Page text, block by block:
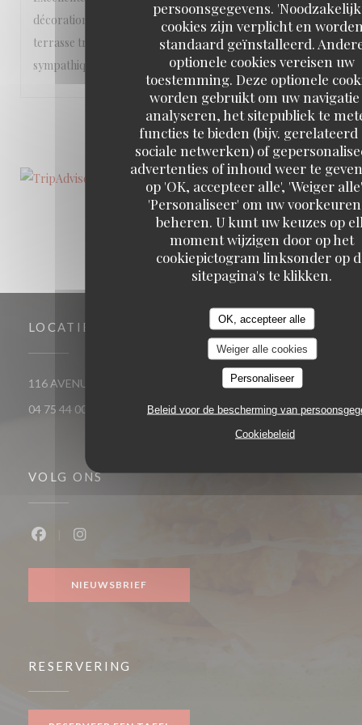
persoonsgegevens.
cookies zijn verplicht en
standaard geïnstalleerd.
optionele cookies vereisen uw
toestemming. Deze optionele
worden gebruikt om uw
analyseren, het sitepubliek te
functies te bieden (bijv. gerelateerd
sociale netwerken) of
advertenties of inhoud weer te
op 'OK, accepteer alle', 'Weiger
'Personaliseer' om uw
beheren. U kunt uw keuzes op
moment wijzigen door op het
cookiepictogram linksonder op
sitepagina's te klikken.
OK, accepteer alle
Weiger alle cookies
Personaliseer
Beleid voor de bescherming van
Cookiebeleid
décoration soignée, que ce soit à l’intérieur ou sur la
terrasse très agréable. Le personnel est vraiment
sympathique!
1 2 3
LOCATIE
116 AVENUE VICTOR HUGO 26000 VALENCE((opent in een
04 75 44 00 04
VOLG ONS
NIEUWSBRIEF
RESERVERING